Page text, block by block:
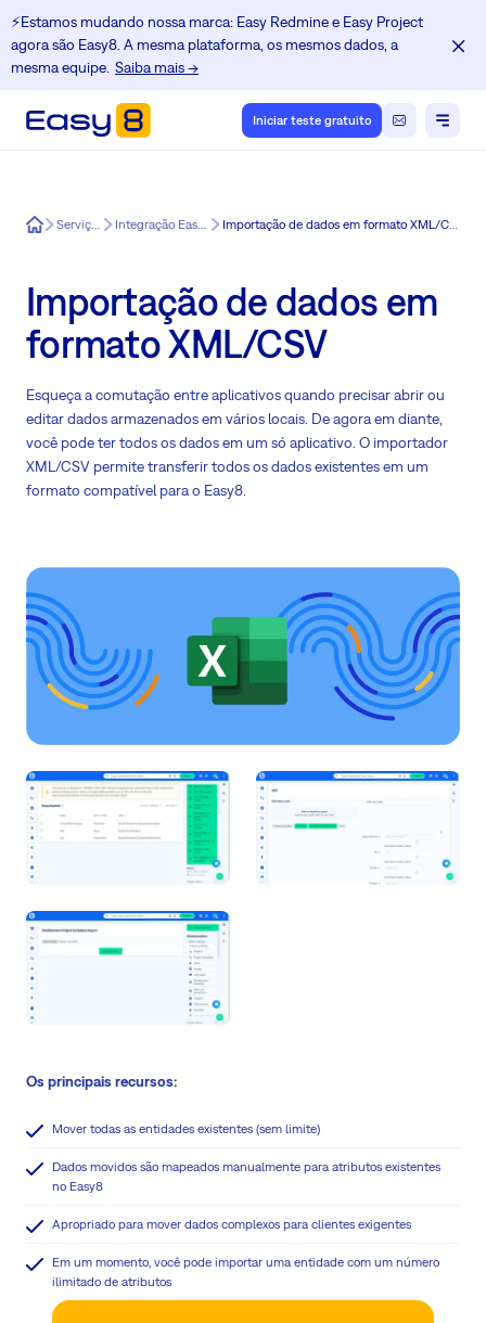
⚡️Estamos mudando nossa marca: Easy Redmine e Easy Project
agora são Easy8. A mesma plataforma, os mesmos dados, a
mesma equipe. Saiba mais →
Iniciar teste gratuito
Easy8 Serviços Integração Easy8 Importação de dados em formato XML/CSV
Importação de dados em
formato XML/CSV
Esqueça a comutação entre aplicativos quando precisar abrir ou
editar dados armazenados em vários locais. De agora em diante,
você pode ter todos os dados em um só aplicativo. O importador
XML/CSV permite transferir todos os dados existentes em um
formato compatível para o Easy8.
Os principais recursos:
Mover todas as entidades existentes (sem limite)
Dados movidos são mapeados manualmente para atributos existentes
no Easy8
Apropriado para mover dados complexos para clientes exigentes
Em um momento, você pode importar uma entidade com um número
ilimitado de atributos